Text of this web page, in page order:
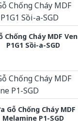
Chống Cháy MDF
P1G1 Sồi-a-SGD
Gỗ Chống Cháy MDF
Melamine P1-SGD